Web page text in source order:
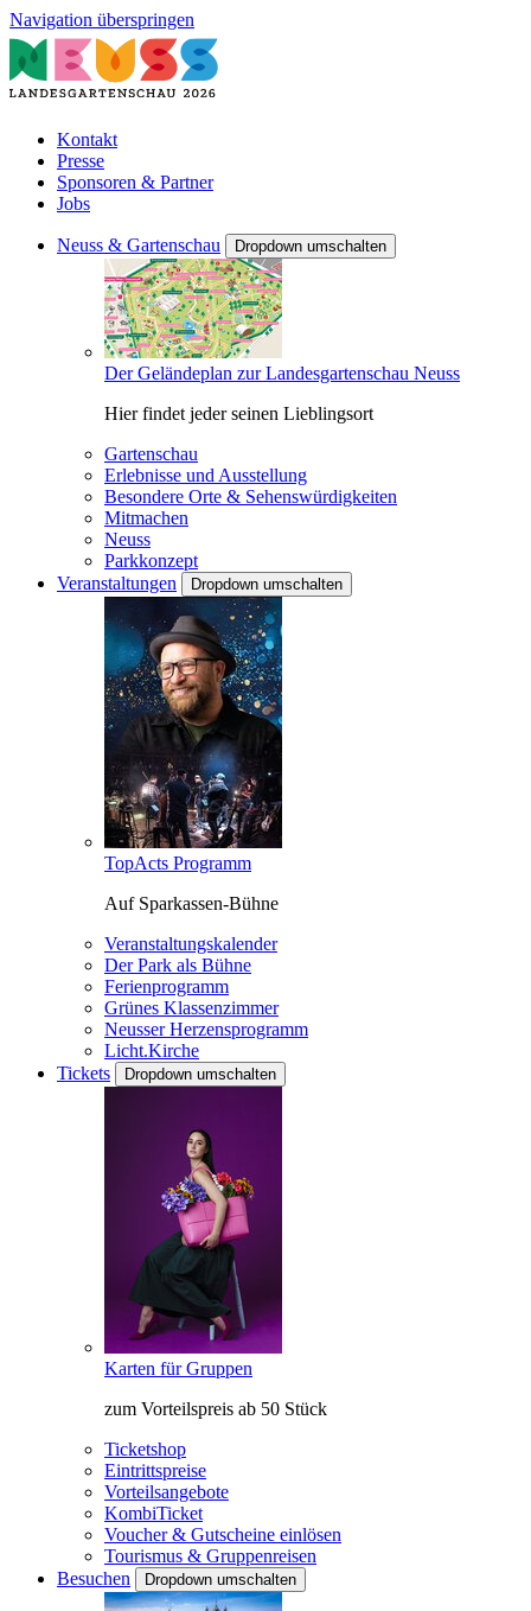
Navigation überspringen
Kontakt
Presse
Sponsoren & Partner
Jobs
Neuss & Gartenschau Dropdown umschalten
Der Geländeplan zur Landesgartenschau Neuss
Hier findet jeder seinen Lieblingsort
Gartenschau
Erlebnisse und Ausstellung
Besondere Orte & Sehenswürdigkeiten
Mitmachen
Neuss
Parkkonzept
Veranstaltungen
Dropdown umschalten
TopActs Programm
Auf Sparkassen-Bühne
Veranstaltungskalender
Der Park als Bühne
Ferienprogramm
Grünes Klassenzimmer
Neusser Herzensprogramm
Licht.Kirche
Tickets
Dropdown umschalten
Karten für Gruppen
zum Vorteilspreis ab 50 Stück
Ticketshop
Eintrittspreise
Vorteilsangebote
KombiTicket
Voucher & Gutscheine einlösen
Tourismus & Gruppenreisen
Besuchen
Dropdown umschalten